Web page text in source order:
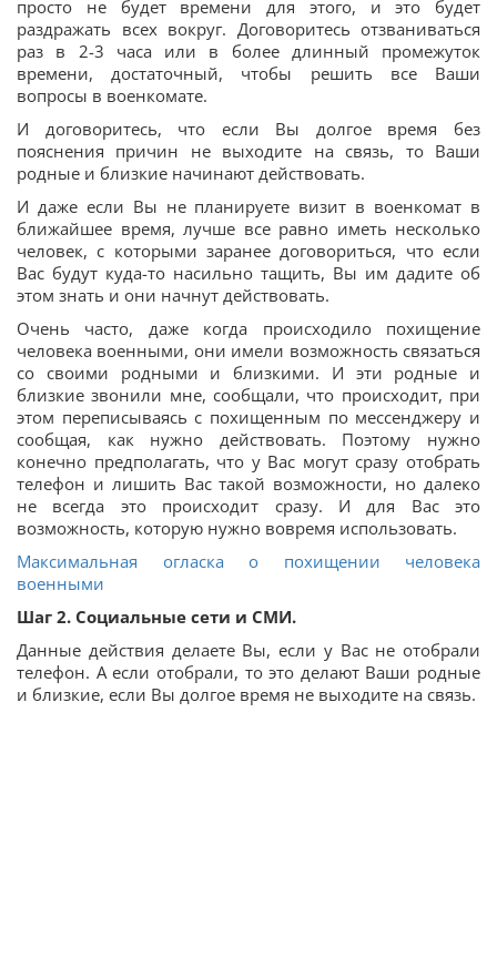
просто не будет времени для этого, и это будет
раздражать всех вокруг. Договоритесь отзваниваться
раз в 2-3 часа или в более длинный промежуток
времени, достаточный, чтобы решить все Ваши
вопросы в военкомате.
И договоритесь, что если Вы долгое время без
пояснения причин не выходите на связь, то Ваши
родные и близкие начинают действовать.
И даже если Вы не планируете визит в военкомат в
ближайшее время, лучше все равно иметь несколько
человек, с которыми заранее договориться, что если
Вас будут куда-то насильно тащить, Вы им дадите об
этом знать и они начнут действовать.
Очень часто, даже когда происходило похищение
человека военными, они имели возможность связаться
со своими родными и близкими. И эти родные и
близкие звонили мне, сообщали, что происходит, при
этом переписываясь с похищенным по мессенджеру и
сообщая, как нужно действовать. Поэтому нужно
конечно предполагать, что у Вас могут сразу отобрать
телефон и лишить Вас такой возможности, но далеко
не всегда это происходит сразу. И для Вас это
возможность, которую нужно вовремя использовать.
Максимальная огласка о похищении человека
военными
Шаг 2. Социальные сети и СМИ.
Данные действия делаете Вы, если у Вас не отобрали
телефон. А если отобрали, то это делают Ваши родные
и близкие, если Вы долгое время не выходите на связь.